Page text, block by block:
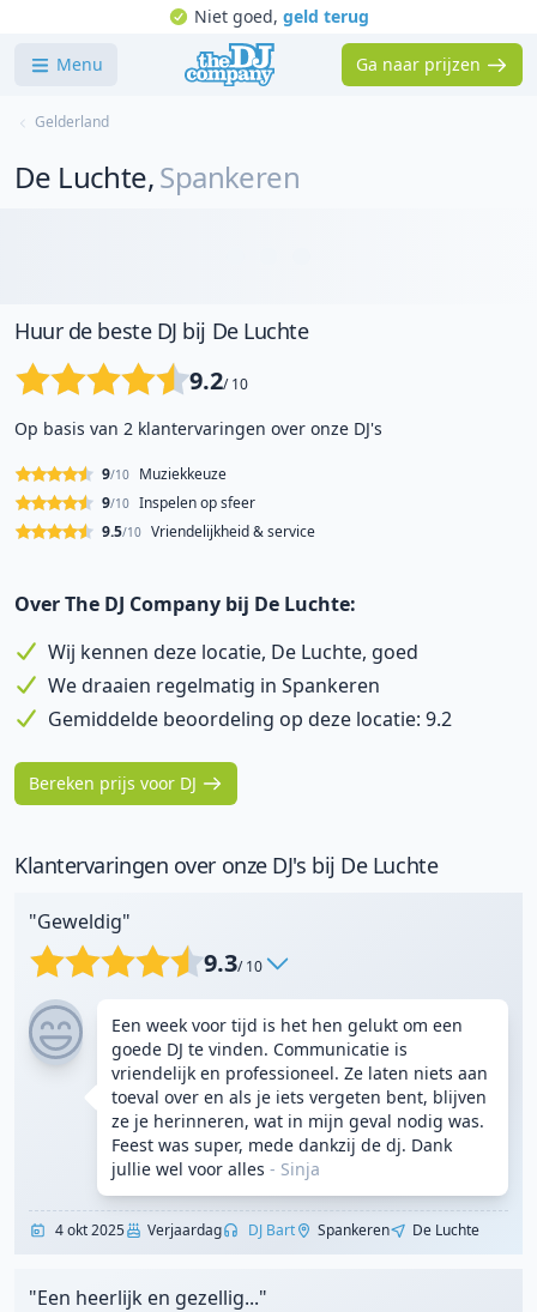
Niet goed, geld terug
Menu Ga naar prijzen
Gelderland
De Luchte,Spankeren
Huur de beste DJ bij De Luchte
9.2/ 10
Op basis van 2 klantervaringen over onze DJ's
Muziekkeuze
9/10
Inspelen op sfeer
9/10
Vriendelijkheid & service
9.5/10
Over The DJ Company bij De Luchte:
Wij kennen deze locatie, De Luchte, goed
We draaien regelmatig in Spankeren
Gemiddelde beoordeling op deze locatie: 9.2
Bereken prijs voor DJ
Klantervaringen over onze DJ's bij De Luchte
"Geweldig"
9.3/ 10
Een week voor tijd is het hen gelukt om een
goede DJ te vinden. Communicatie is
vriendelijk en professioneel. Ze laten niets aan
toeval over en als je iets vergeten bent, blijven
ze je herinneren, wat in mijn geval nodig was.
Feest was super, mede dankzij de dj. Dank
jullie wel voor alles - Sinja
4 okt 2025 Verjaardag DJ Bart Spankeren De Luchte
"Een heerlijk en gezellig..."